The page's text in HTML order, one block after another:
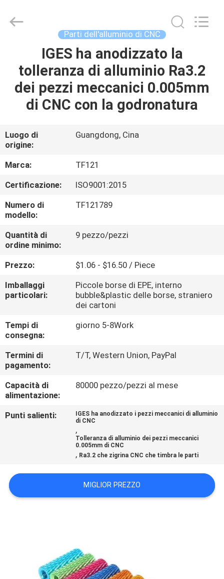
PRODOTTI
DI
NOI
VISITA
ALLA
FABBRICA
CONTROLLO
DELLA
QUALITÀ
CHIEDI
UN
PREVENTIVO
SITO
Technology
Parti dell'alluminio di CNC
IGES ha anodizzato la
tolleranza di alluminio Ra3.2
dei pezzi meccanici 0.005mm
di CNC con la godronatura
Luogo di
origine:
Guangdong, Cina
Marca:
TF121
Certificazione:
ISO9001:2015
Numero di
modello:
TF121789
Quantità di
ordine minimo:
9 pezzo/pezzi
Prezzo:
$1.06 - $16.50 / Piece
Imballaggi
particolari:
Piccole borse di EPE, interno
bubble&plastic delle borse, straniero
dei cartoni
Tempi di
consegna:
giorno 5-8Work
Termini di
pagamento:
T/T, Western Union, PayPal
Capacità di
alimentazione:
80000 pezzo/pezzi al mese
Punti salienti:
IGES ha anodizzato i pezzi meccanici di alluminio
di CNC
,
Tolleranza di alluminio dei pezzi meccanici
0.005mm di CNC
, Ra3.2 che zigrina CNC che timbra le parti
MIGLIOR PREZZO